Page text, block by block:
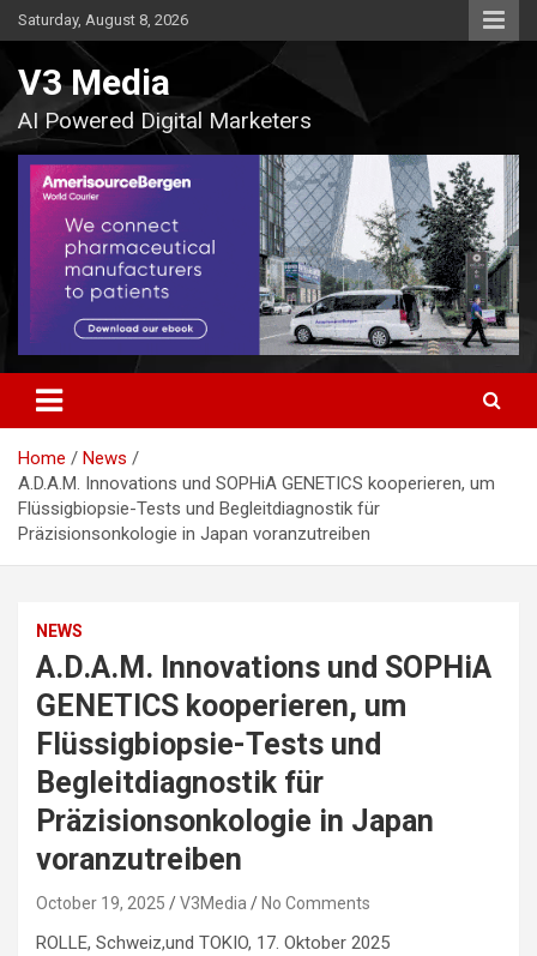
Skip
to
Saturday, August 8, 2026
V3 Media
AI Powered Digital Marketers
Home
News
A.D.A.M. Innovations und SOPHiA GENETICS kooperieren, um
Flüssigbiopsie-Tests und Begleitdiagnostik für
Präzisionsonkologie in Japan voranzutreiben
NEWS
A.D.A.M. Innovations und SOPHiA
GENETICS kooperieren, um
Flüssigbiopsie-Tests und
Begleitdiagnostik für
Präzisionsonkologie in Japan
voranzutreiben
October 19, 2025 V3Media No Comments
ROLLE, Schweiz,und TOKIO, 17. Oktober 2025